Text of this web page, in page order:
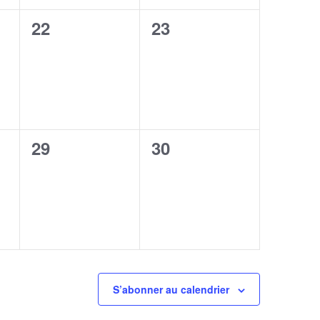
0
22
0
23
0
29
0
30
S’abonner au calendrier